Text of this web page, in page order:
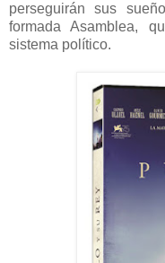
perseguirán sus
formada Asamblea,
sistema político.